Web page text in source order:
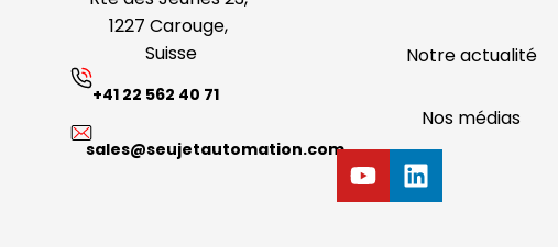
1227 Carouge,
Suisse
+41 22 562 40 71
sales@seujetautomation.com
Notre actualité
Nos médias